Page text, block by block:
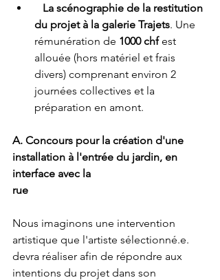
La scénographie de la restitution
du projet à la galerie Trajets. Une
rémunération de 1000 chf est
allouée (hors matériel et frais
divers) comprenant environ 2
journées collectives et la
préparation en amont.
A. Concours pour la création d'une
installation à l'entrée du jardin, en
interface avec la
rue
Nous imaginons une intervention
artistique que l'artiste sélectionné.e.
devra réaliser afin de répondre aux
intentions du projet dans son